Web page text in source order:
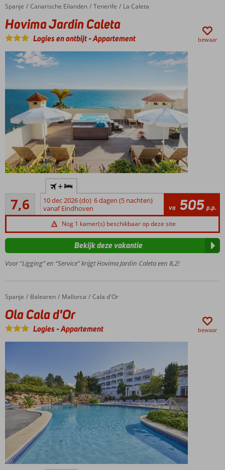
Home
Spanje Canarische Eilanden Tenerife La Caleta
Hovima Jardin Caleta
Hovima Jardin Caleta
Logies en ontbijt-Appartement bewaar
Op
loopafstand
gezellige La
Ruime 2- en 3-
kamerappartementen
strand
Half-,
Volpension
of All
7,6
Goed
9
beoordelingen
+
10 dec 2026 (do) 6 dagen (5 nachten)
vanaf Eindhoven
va 505 p.p.
Nog 1 kamer(s) beschikbaar op deze site
Voor “Ligging” en “Service” krijgt Hovima Jardin Caleta een 8,2!
Bekijk deze vakantie
Home
Spanje Balearen Mallorca Cala d'Or
Ola Cala d'Or
Ola Cala d'Or
Logies-Appartement bewaar